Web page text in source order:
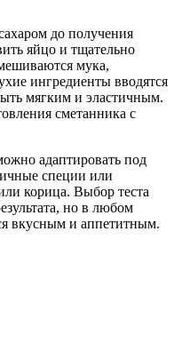
до получения
яйцо и тщательно
мука,
ингредиенты вводятся
мягким и эластичным.
сметанника с
адаптировать под
специи или
корица. Выбор теста
но в любом
вкусным и аппетитным.